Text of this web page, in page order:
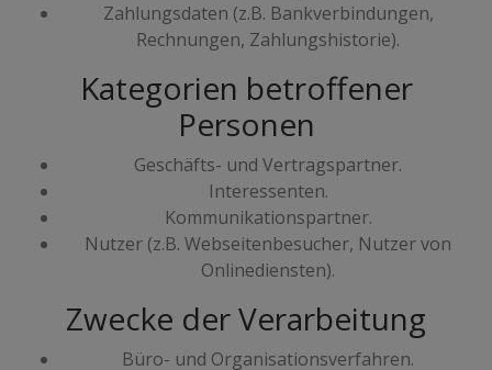
Zahlungsdaten (z.B. Bankverbindungen,
Rechnungen, Zahlungshistorie).
Kategorien betroffener
Personen
Geschäfts- und Vertragspartner.
Interessenten.
Kommunikationspartner.
Nutzer (z.B. Webseitenbesucher, Nutzer von
Onlinediensten).
Zwecke der Verarbeitung
Büro- und Organisationsverfahren.